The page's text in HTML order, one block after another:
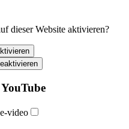
dieser Website aktivieren?
video